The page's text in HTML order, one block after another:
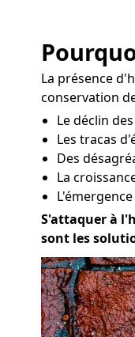
La présence
conservation
Le déclin
Les tracas
Des
La
S'attaquer à
sont les